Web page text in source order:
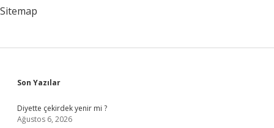
Sitemap
Sidebar
Son Yazılar
Diyette çekirdek yenir mi ?
Ağustos 6, 2026